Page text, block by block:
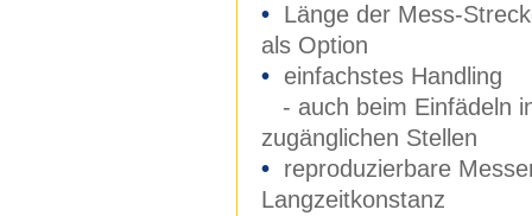
• Länge der Mess-
als Option
• einfachstes Handling
- auch beim Einfädeln
zugänglichen Stellen
• reproduzierbare
Langzeitkonstanz